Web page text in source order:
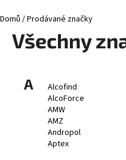
Domů /Prodávané značky
Všechny
A
Alcofind
AlcoForce
AMW
AMZ
Andropol
Aptex
ř
e
b